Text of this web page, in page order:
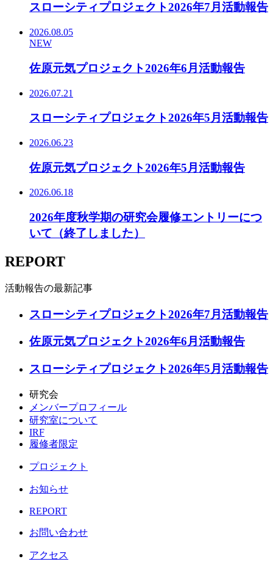
スローシティプロジェクト2026年7月活動報告
2026.08.05
NEW
佐原元気プロジェクト2026年6月活動報告
2026.07.21
スローシティプロジェクト2026年5月活動報告
2026.06.23
佐原元気プロジェクト2026年5月活動報告
2026.06.18
2026年度秋学期の研究会履修エントリーにつ
いて（終了しました）
REPORT
活動報告の最新記事
スローシティプロジェクト2026年7月活動報告
佐原元気プロジェクト2026年6月活動報告
スローシティプロジェクト2026年5月活動報告
研究会
メンバープロフィール
研究室について
IRF
履修者限定
プロジェクト
お知らせ
REPORT
お問い合わせ
アクセス